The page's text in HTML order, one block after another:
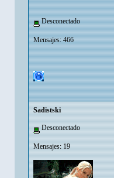
Desconectado
Mensajes: 466
Sadistski
Desconectado
Mensajes: 19